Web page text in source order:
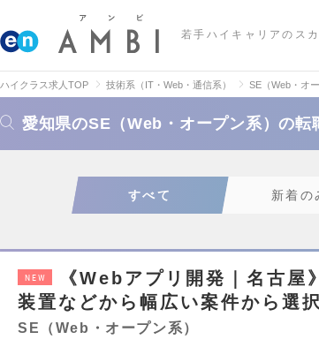
若手ハイキャリアのス
ハイクラス求人TOP 技術系（IT・Web・通信系） SE（Web・オー
愛知県のSE（Web・オープン系）の転
すべて 新着の
NEW
《Webアプリ開発｜名古
装置などから幅広い案件から選
SE（Web・オープン系）